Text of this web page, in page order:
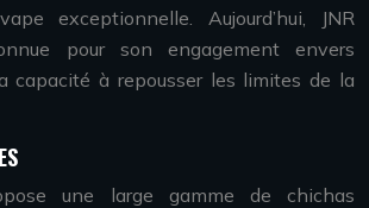
exceptionnelle. Aujourd’hui, JNR
pour son engagement envers
capacité à repousser les limites de la
une large gamme de chichas